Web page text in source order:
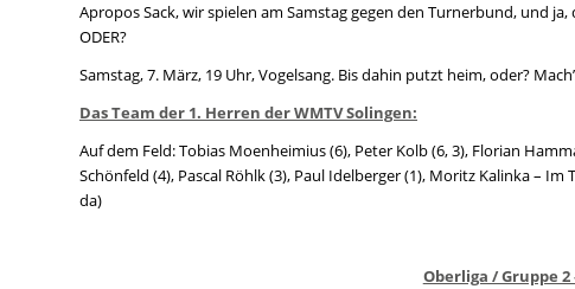
Apropos Sack, wir spielen am Samstag gegen den Turnerbund, und
ODER?
Samstag, 7. März, 19 Uhr, Vogelsang. Bis dahin putzt heim, oder?
Das Team der 1. Herren der WMTV Solingen:
Auf dem Feld: Tobias Moenheimius (6), Peter Kolb (6, 3), Florian
Schönfeld (4), Pascal Röhlk (3), Paul Idelberger (1), Moritz Kalinka –
da)
Oberliga / Gruppe 2